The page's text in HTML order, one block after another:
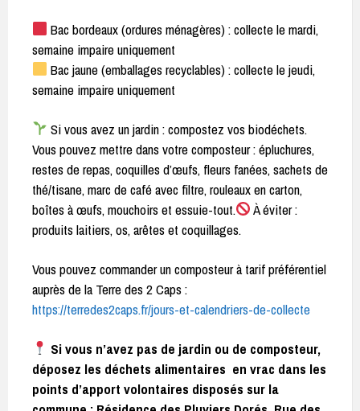
Bac bordeaux (ordures ménagères) : collecte le mardi,
semaine impaire uniquement
Bac jaune (emballages recyclables) : collecte le jeudi,
semaine impaire uniquement
Si vous avez un jardin : compostez vos biodéchets.
Vous pouvez mettre dans votre composteur : épluchures,
restes de repas, coquilles d’œufs, fleurs fanées, sachets de
thé/tisane, marc de café avec filtre, rouleaux en carton,
boîtes à œufs, mouchoirs et essuie-tout.
À éviter :
produits laitiers, os, arêtes et coquillages.
Vous pouvez commander un composteur à tarif préférentiel
auprès de la Terre des 2 Caps :
https://terredes2caps.fr/jours-et-calendriers-de-collecte
Si vous n’avez pas de jardin ou de composteur,
déposez les déchets alimentaires en vrac dans les
points d’apport volontaires disposés sur la